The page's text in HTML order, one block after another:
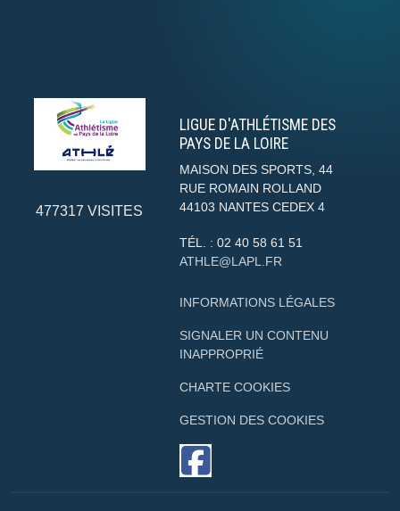
477317 VISITES
LIGUE D'ATHLÉTISME DES
PAYS DE LA LOIRE
MAISON DES SPORTS, 44
RUE ROMAIN ROLLAND
44103 NANTES CEDEX 4
TÉL. : 02 40 58 61 51
ATHLE@LAPL.FR
INFORMATIONS LÉGALES
SIGNALER UN CONTENU
INAPPROPRIÉ
CHARTE COOKIES
GESTION DES COOKIES